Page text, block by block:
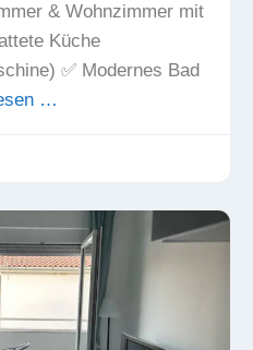
& Wohnzimmer mit
Küche
✅ Modernes Bad
…